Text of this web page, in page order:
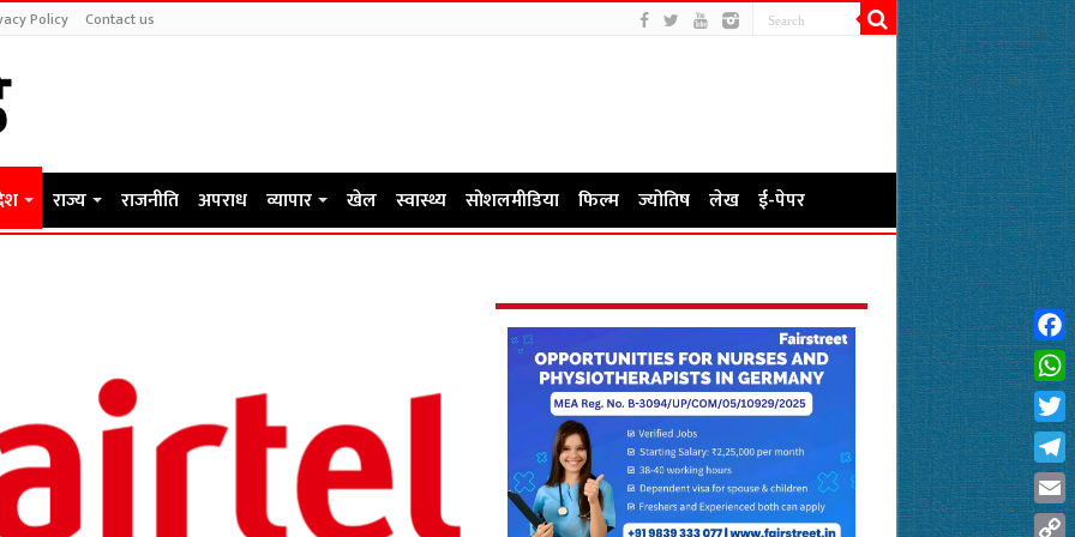
Policy Contact us
राज्य राजनीति अपराध व्यापार खेल स्वास्थ्य सोशलमीडिया फिल्म ज्योतिष लेख ई-पेपर